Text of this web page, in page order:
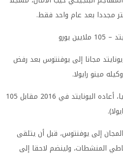
مانشستر يونايتد مجانا إلى يوفنتوس بعد رفض
مينو رايولا.
وبعد 4 سنوات ناجحة في إيطاليا، أعاده اليونايتد في 2016 مقابل 105
غادر بوغبا في 2022، بالمجان إلى يوفنتوس، قبل أن يتلقى
المنشطات، ولينضم لاحقا إلى